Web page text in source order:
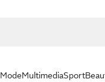
ModeMultimediaSport